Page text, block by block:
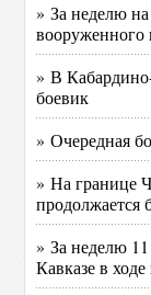
» За неделю
вооруженного
» В
боевик
» Очередная
» На границе
продолжается
» За неделю
Кавказе в